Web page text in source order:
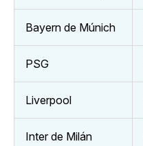
Bayern de Múnich
PSG
Liverpool
Inter de Milán